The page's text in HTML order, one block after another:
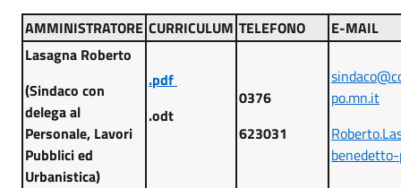
AMMINISTRATORE CURRICULUM TELEFONO
E-MAIL
Lasagna Roberto
(Sindaco con
delega al
Personale, Lavori
Pubblici ed
Urbanistica)
.pdf
.odt
0376
623031
po.mn.it